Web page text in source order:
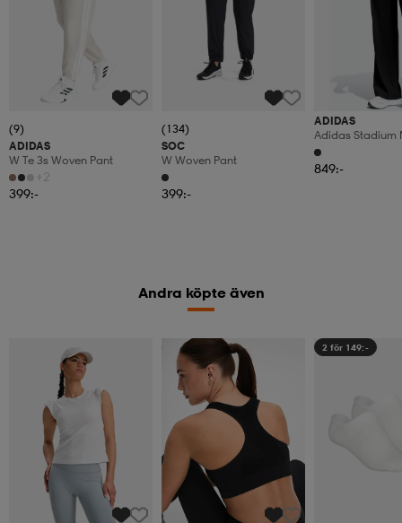
(9)
ADIDAS
W Te 3s Woven Pant
+2
399:-
(134)
SOC
W Woven Pant
399:-
ADIDAS
Adidas Stadium
849:-
Andra köpte även
Kolla priset 2 för 149:-